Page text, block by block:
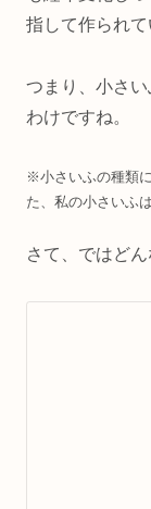
指して作られて
つまり、小さ
わけですね。
※小さいふの種類
た、私の小さいふ
さて、ではど